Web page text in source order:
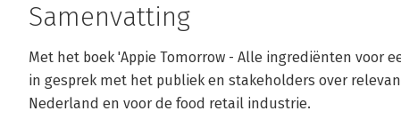
Samenvatting
Met het boek 'Appie Tomorrow - Alle ingrediënten voor
in gesprek met het publiek en stakeholders over
Nederland en voor de food retail industrie.